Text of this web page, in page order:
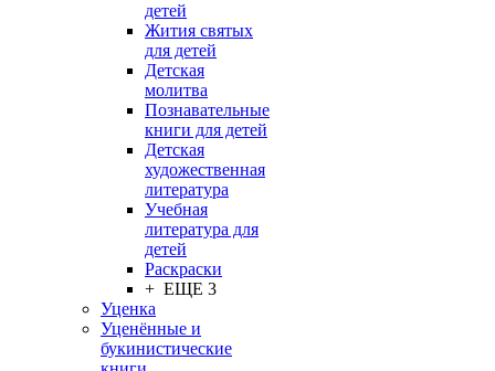
детей
Жития святых
для детей
Детская
молитва
Познавательные
книги для детей
Детская
художественная
литература
Учебная
литература для
детей
Раскраски
+ ЕЩЕ 3
Уценка
Уценённые и
букинистические